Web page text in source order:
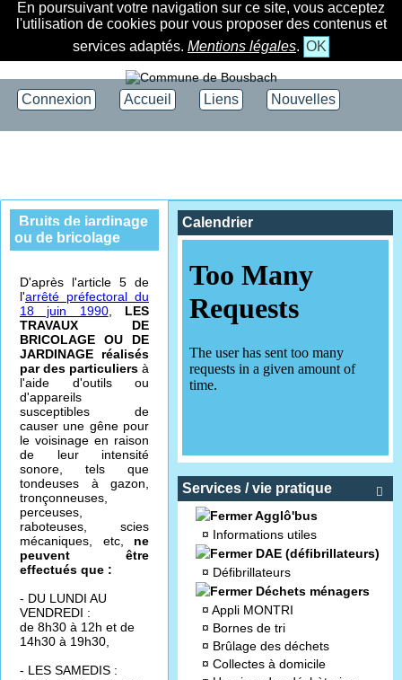
En poursuivant votre navigation sur ce site, vous acceptez
l'utilisation de cookies pour vous proposer des contenus et
services adaptés. Mentions légales. OK
Connexion Accueil Liens Nouvelles
Bruits de jardinage
ou de bricolage
D'après l'article 5 de
l'arrêté préfectoral du
18 juin 1990, LES
TRAVAUX DE
BRICOLAGE OU DE
JARDINAGE réalisés
par des particuliers à
l'aide d'outils ou
d'appareils
susceptibles de
causer une gêne pour
le voisinage en raison
de leur intensité
sonore, tels que
tondeuses à gazon,
tronçonneuses,
perceuses,
raboteuses, scies
mécaniques, etc, ne
peuvent être
effectués que :
- DU LUNDI AU
VENDREDI :
de 8h30 à 12h et de
14h30 à 19h30,
- LES SAMEDIS :
Calendrier

Services / vie pratique
Agglô'bus
¤ Informations utiles
DAE (défibrillateurs)
¤ Défibrillateurs
Déchets ménagers
¤ Appli MONTRI
¤ Bornes de tri
¤ Brûlage des déchets
¤ Collectes à domicile